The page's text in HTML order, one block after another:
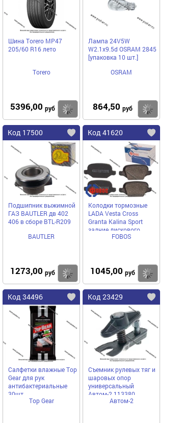
Шина Torero MP47
205/60 R16 лето
Torero
5396,00 руб Купить
Лампа 24V5W
W2.1x9.5d OSRAM 2845
[упаковка 10 шт.]
OSRAM
864,50 руб
Код 17500
Подшипник выжимной
ГАЗ BAUTLER дв 402
406 в сборе BTL-R209
BAUTLER
1273,00 руб Купить
Код 41620
Колодки тормозные
LADA Vesta Cross
Granta Kalina Sport
задние дискового
тормоза ФОБОС
FOBOS
1045,00 руб
Код 34496
Салфетки влажные Top
Gear для рук
антибактериальные
30шт
Top Gear
Код 23429
Съемник рулевых тяг и
шаровых опор
универсальный
Автом-2 113380
Автом-2